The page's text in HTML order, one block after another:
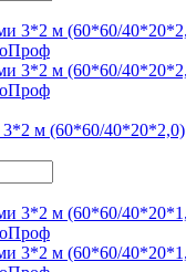
3*2 м (60*60/40*20*2,0)